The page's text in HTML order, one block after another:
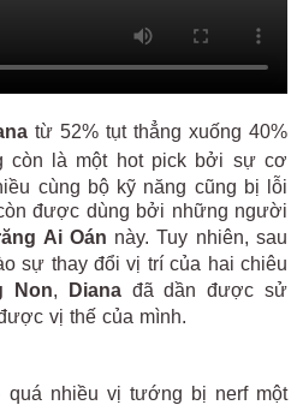
từ 52% tụt thẳng xuống 40%
còn là một hot pick bởi sự cơ
cùng bộ kỹ năng cũng bị lỗi
được dùng bởi những người
Ai Oán này. Tuy nhiên, sau
sự thay đổi vị trí của hai chiêu
Non, Dianađã dần được sử
vị thế của mình.
quá nhiều vị tướng bị nerf một